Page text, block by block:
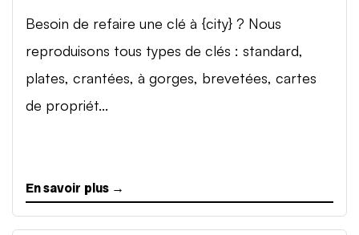
Besoin de refaire une clé à {city} ? Nous
reproduisons tous types de clés : standard,
plates, crantées, à gorges, brevetées, cartes
de propriét...
En savoir plus →